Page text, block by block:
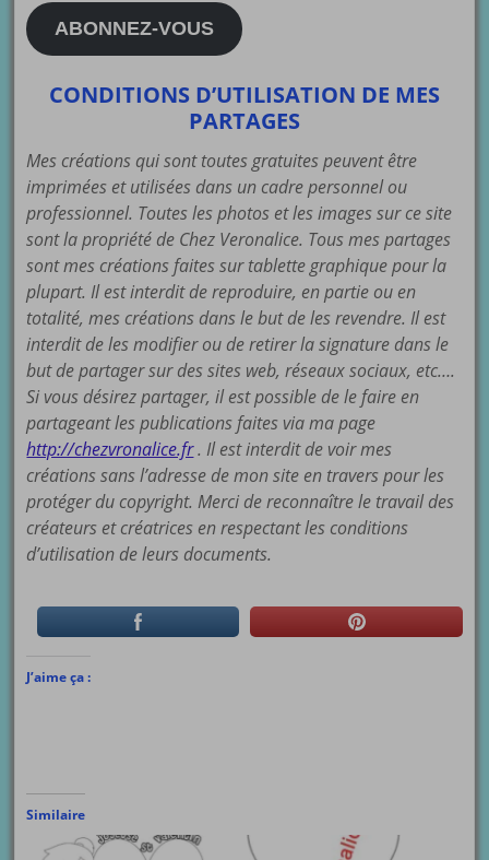
mail
ABONNEZ-VOUS
CONDITIONS D’UTILISATION DE MES
PARTAGES
Mes créations qui sont toutes gratuites peuvent être
imprimées et utilisées dans un cadre personnel ou
professionnel. Toutes les photos et les images sur ce site
sont la propriété de Chez Veronalice. Tous mes partages
sont mes créations faites sur tablette graphique pour la
plupart. Il est interdit de reproduire, en partie ou en
totalité, mes créations dans le but de les revendre. Il est
interdit de les modifier ou de retirer la signature dans le
but de partager sur des sites web, réseaux sociaux, etc….
Si vous désirez partager, il est possible de le faire en
partageant les publications faites via ma page
http://chezvronalice.fr. Il est interdit de voir mes
créations sans l’adresse de mon site en travers pour les
protéger du copyright. Merci de reconnaître le travail des
créateurs et créatrices en respectant les conditions
d’utilisation de leurs documents.
J’aime ça :
Similaire